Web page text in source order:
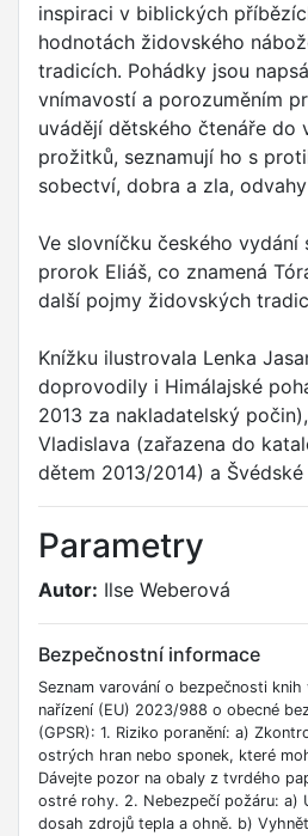
inspiraci v biblických
hodnotách židovského
tradicích. Pohádky jsou
vnímavostí a porozuměním
uvádějí dětského čtenáře do
prožitků, seznamují ho s
sobectví, dobra a zla,
Ve slovníčku českého
prorok Eliáš, co znamená
další pojmy židovských
Knížku ilustrovala Lenka
doprovodily i Himálajské
2013 za nakladatelský
Vladislava (zařazena do
dětem 2013/2014) a
Parametry
Autor: Ilse Weberová
Bezpečnostní informace
Seznam varování o bezpečnosti
nařízení (EU) 2023/988 o obecné
(GPSR): 1. Riziko poranění: a)
ostrých hran nebo sponek, které
Dávejte pozor na obaly z tvrdého
ostré rohy. 2. Nebezpečí požáru: a)
dosah zdrojů tepla a ohně. b)